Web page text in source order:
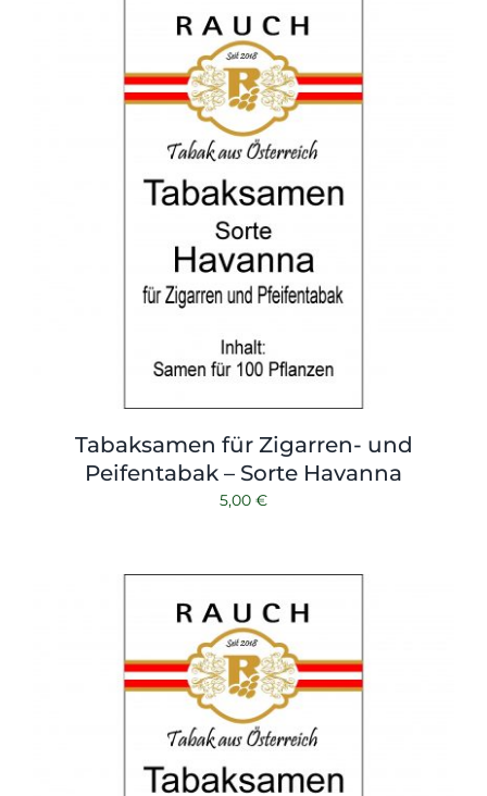
Shop
Kontakt
Tabaksamen für Zigarren- und
Peifentabak – Sorte Havanna
5,00 €